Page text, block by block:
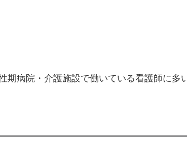
病院・介護施設で働いている看護師に多